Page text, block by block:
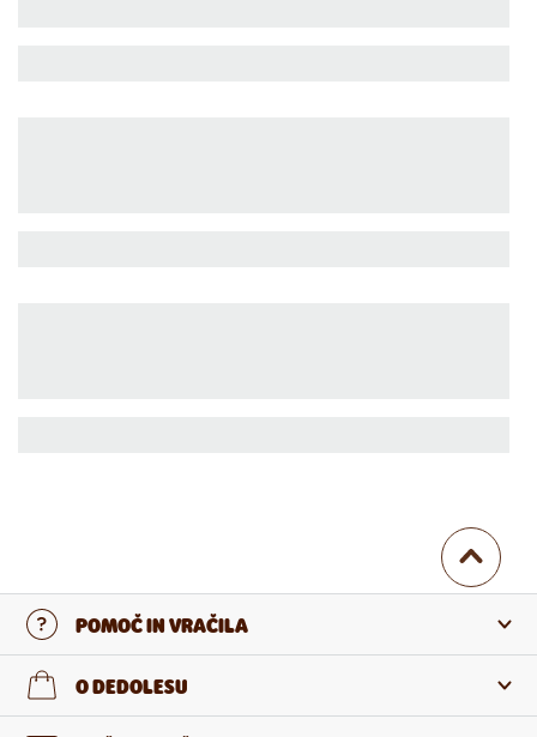
POMOČ IN VRAČILA
Stopi v stik z nami
O DEDOLESU